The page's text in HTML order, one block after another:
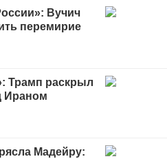
Вучич
перемирие
Трамп раскрыл
Ираном
Мадейру: